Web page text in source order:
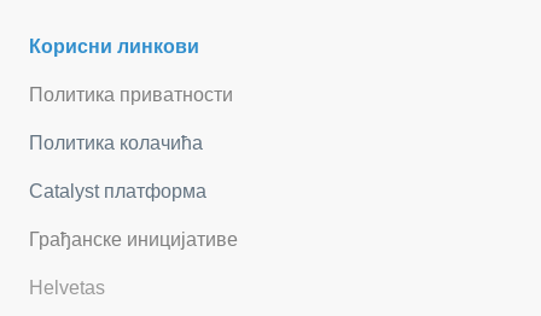
Корисни линкови
Политика приватности
Политика колачића
Catalyst платформа
Грађанске иницијативе
Helvetas